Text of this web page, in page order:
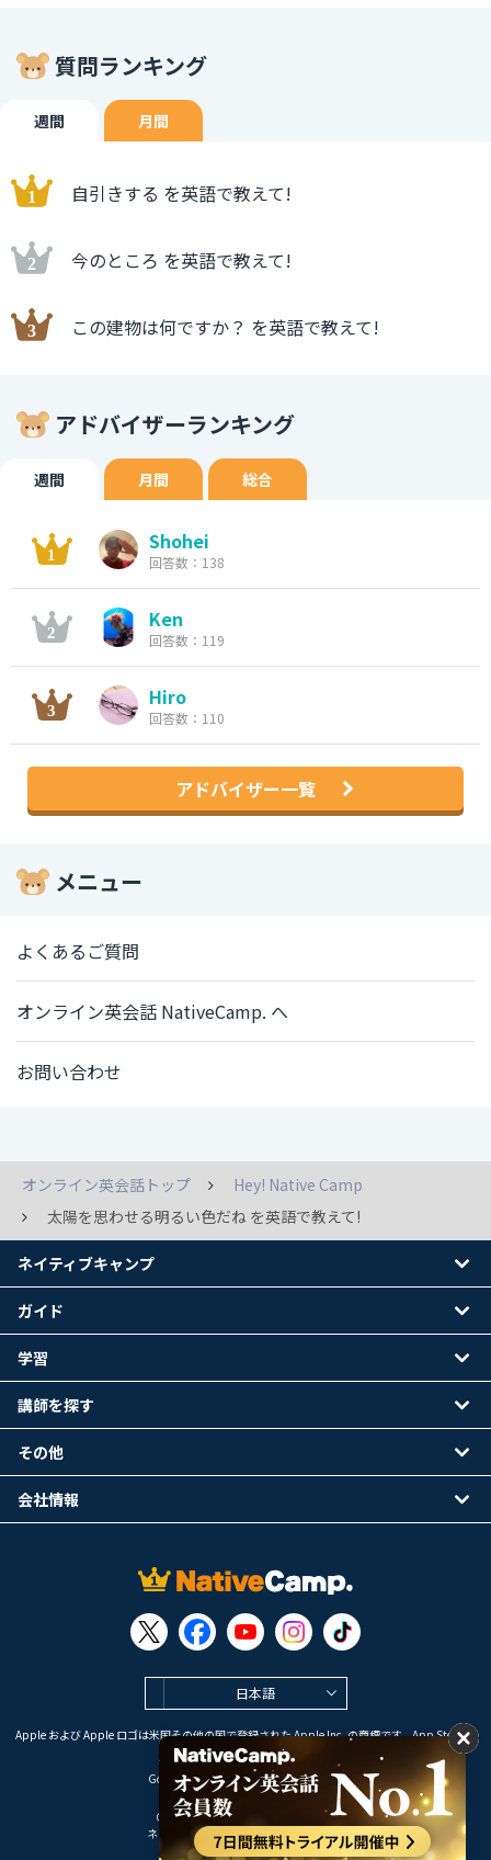
質問ランキング
週間 月間
自引きする を英語で教えて!
今のところ を英語で教えて!
この建物は何ですか？ を英語で教えて!
アドバイザーランキング
週間 月間 総合
Shohei
回答数：138
Ken
回答数：119
Hiro
回答数：110
アドバイザー一覧
メニュー
よくあるご質問
オンライン英会話 NativeCamp. へ
お問い合わせ
オンライン英会話トップ
Hey! Native Camp
太陽を思わせる明るい色だね を英語で教えて!
日本語
Apple および Apple ロゴは米国その他の国で登録された Apple Inc. の商標です。App Store は
Apple Inc. のサービスマークです。
Google Play は Google LLC の商標です。
Copyright © 2026 オンライン英会話
ネイティブキャンプ All Rights Reserved.
ネイティブキャンプ
ガイド
学習
講師を探す
その他
会社情報